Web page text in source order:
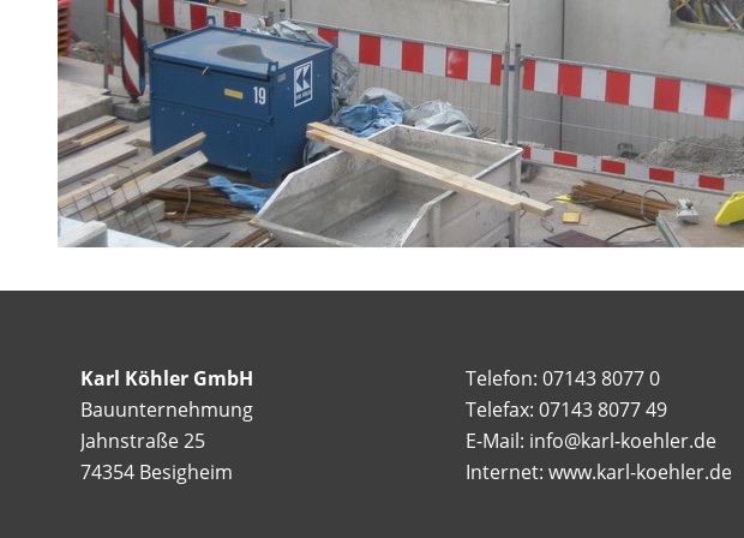
Karl Köhler GmbH
Bauunternehmung
Jahnstraße 25
74354 Besigheim
Telefon: 07143 8077 0
Telefax: 07143 8077 49
E-Mail: info@karl-koehler.de
Internet: www.karl-koehler.de